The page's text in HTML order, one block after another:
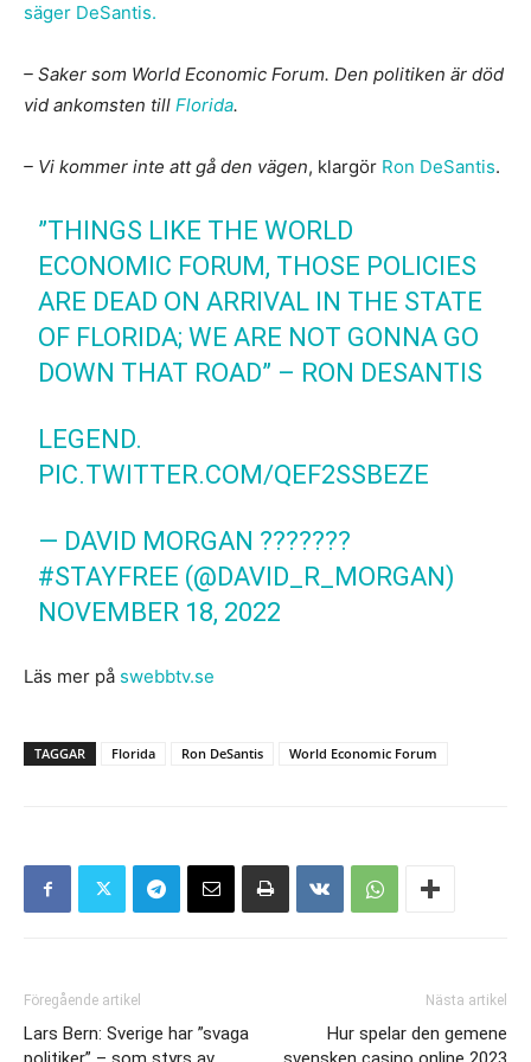
säger DeSantis.
– Saker som World Economic Forum. Den politiken är död
vid ankomsten till Florida.
– Vi kommer inte att gå den vägen, klargör Ron DeSantis.
”THINGS LIKE THE WORLD
ECONOMIC FORUM, THOSE POLICIES
ARE DEAD ON ARRIVAL IN THE STATE
OF FLORIDA; WE ARE NOT GONNA GO
DOWN THAT ROAD” – RON DESANTIS
LEGEND.
PIC.TWITTER.COM/QEF2SSBEZE
— DAVID MORGAN ???????
#STAYFREE (@DAVID_R_MORGAN)
NOVEMBER 18, 2022
Läs mer på swebbtv.se
TAGGAR Florida Ron DeSantis World Economic Forum
Föregående artikel
Lars Bern: Sverige har ”svaga
Nästa artikel
Hur spelar den gemene